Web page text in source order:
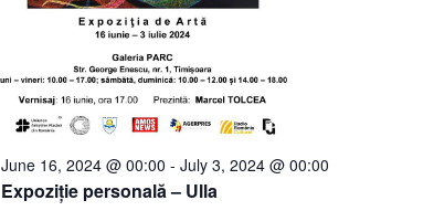
Expoziție personală – Ulla
June 16, 2024 @ 00:00 - July 3, 2024 @ 00:00